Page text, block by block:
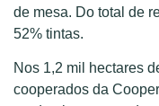
de mesa. Do total de
52% tintas.
Nos 1,2 mil hectares
cooperados da